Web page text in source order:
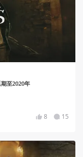
至2020年
8 15